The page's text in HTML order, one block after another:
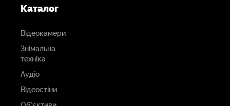
Каталог
Відеокамери
Знімальна
техніка
Аудіо
Відеостіни